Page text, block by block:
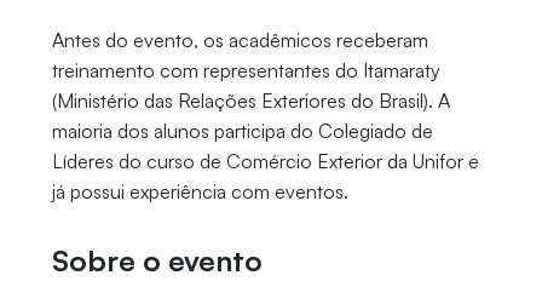
Antes do evento, os acadêmicos receberam
treinamento com representantes do Itamaraty
(Ministério das Relações Exteriores do Brasil). A
maioria dos alunos participa do Colegiado de
Líderes do curso de Comércio Exterior da Unifor e
já possui experiência com eventos.
Sobre o evento